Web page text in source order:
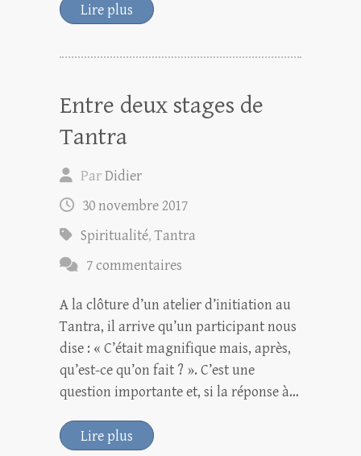
Lire plus
Entre deux stages de
Tantra
ParDidier
30 novembre 2017
Spiritualité,Tantra
7 commentaires
A la clôture d’un atelier d’initiation au
Tantra, il arrive qu’un participant nous
dise : « C’était magnifique mais, après,
qu’est-ce qu’on fait ? ». C’est une
question importante et, si la réponse à…
Lire plus